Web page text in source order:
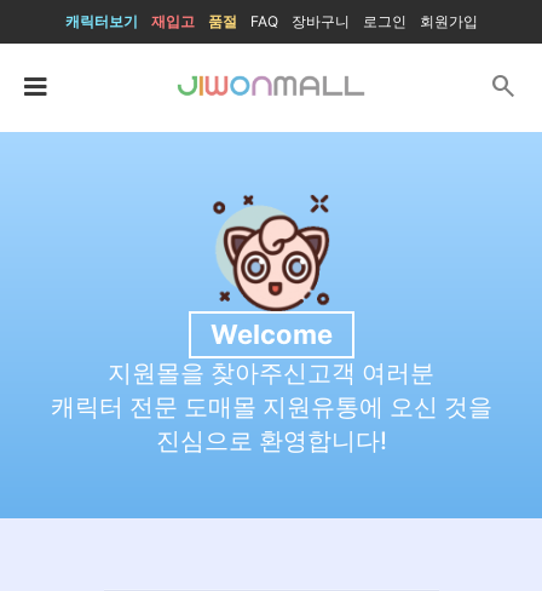
캐릭터보기 재입고 품절 FAQ 장바구니 로그인 회원가입
search
Welcome
지원몰을 찾아주신고객 여러분
캐릭터 전문 도매몰 지원유통에 오신 것을
진심으로 환영합니다!